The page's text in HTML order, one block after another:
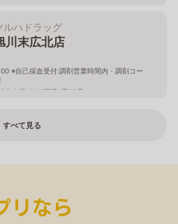
ルハドラッグ
川末広北店
※自己採血受付:調剤営業時間内・調剤コー
市末広1条10丁目1番20号
すべて見る